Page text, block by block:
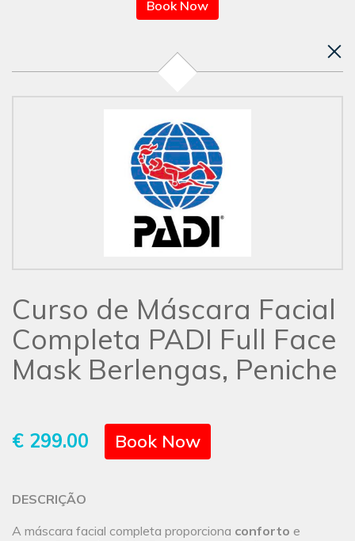
Book Now
Curso de Máscara Facial
Completa PADI Full Face
Mask Berlengas, Peniche
€ 299.00 Book Now
DESCRIÇÃO
A máscara facial completa proporciona conforto e